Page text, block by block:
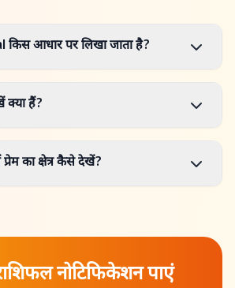
आधार पर लिखा जाता है?
क्या हैं?
का क्षेत्र कैसे देखें?
नोटिफिकेशन पाएं